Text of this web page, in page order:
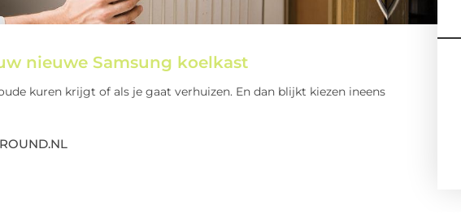
nieuwe Samsung koelkast
kuren krijgt of als je gaat verhuizen. En dan blijkt kiezen ineens